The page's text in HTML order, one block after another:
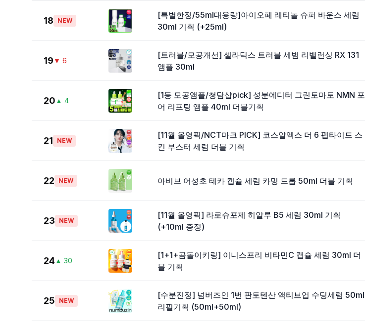
18 NEW
[특별한정/55ml대용량]아이오페 레티놀 슈퍼 바운스 세럼
30ml 기획 (+25ml)
19 ▼ 6
[트러블/모공개선] 셀라딕스 트러블 세범 리밸런싱 RX 131
앰플 30ml
20 ▲ 4
[1등 모공앰플/청담샵pick] 성분에디터 그린토마토 NMN 포
어 리프팅 앰플 40ml 더블기획
21 NEW
[11월 올영픽/NCT마크 PICK] 코스알엑스 더 6 펩타이드 스
킨 부스터 세럼 더블 기획
22 NEW 아비브 어성초 테카 캡슐 세럼 카밍 드롭 50ml 더블 기획
23 NEW
[11월 올영픽] 라로슈포제 히알루 B5 세럼 30ml 기획
(+10ml 증정)
24 ▲ 30
[1+1+곰돌이키링] 이니스프리 비타민C 캡슐 세럼 30ml 더
블 기획
25 NEW
[수분진정] 넘버즈인 1번 판토텐산 액티브업 수딩세럼 50ml
리필기획 (50ml+50ml)